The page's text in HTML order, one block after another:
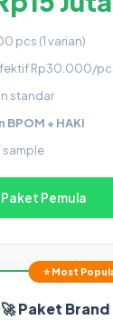
pcs (1 varian)
Rp30.000/
standar
BPOM + HAKI
sample
Paket Pemula
⭐ Most
🚀 Paket